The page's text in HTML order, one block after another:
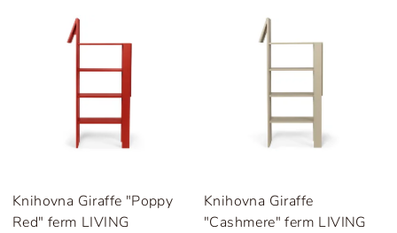
Knihovna Giraffe "Poppy
Red" ferm LIVING
Knihovna Giraffe
"Cashmere" ferm LIVING